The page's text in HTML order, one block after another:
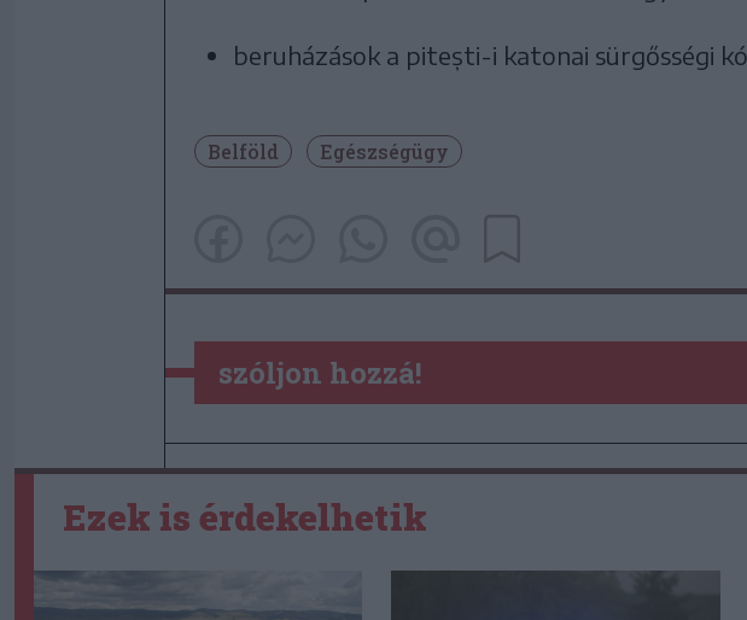
beruházások a pitești-i katonai sürgősségi
Belföld Egészségügy
szóljon hozzá!
Ezek is érdekelhetik